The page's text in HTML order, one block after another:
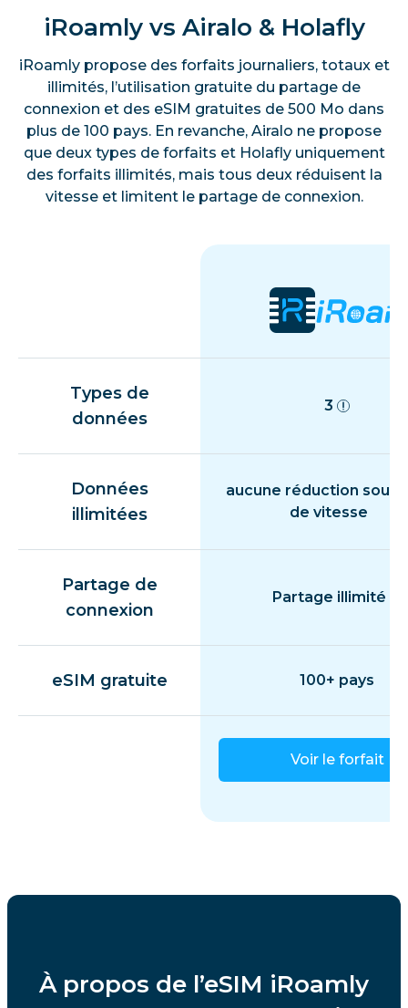
iRoamly vs Airalo & Holafly
iRoamly propose des forfaits journaliers, totaux et
illimités, l’utilisation gratuite du partage de
connexion et des eSIM gratuites de 500 Mo dans
plus de 100 pays. En revanche, Airalo ne propose
que deux types de forfaits et Holafly uniquement
des forfaits illimités, mais tous deux réduisent la
vitesse et limitent le partage de connexion.
Types de
données
3
Données
illimitées
aucune réduction
de vitesse
Partage de
connexion
Partage illimité
eSIM gratuite 100+ pays
Voir le forfait
À propos de l’eSIM iRoamly